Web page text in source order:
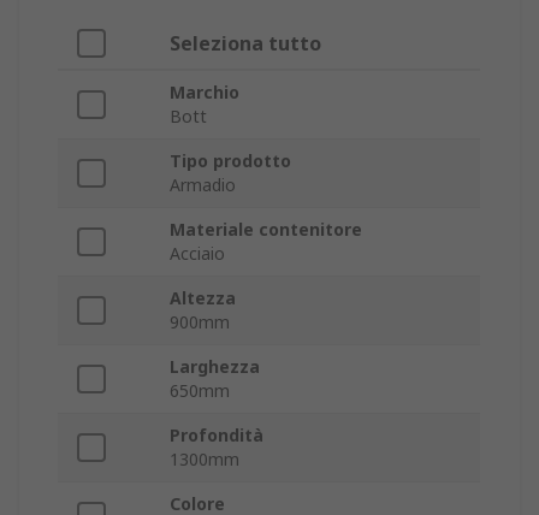
Seleziona tutto
Marchio
Bott
Tipo prodotto
Armadio
Materiale contenitore
Acciaio
Altezza
900mm
Larghezza
650mm
Profondità
1300mm
Colore